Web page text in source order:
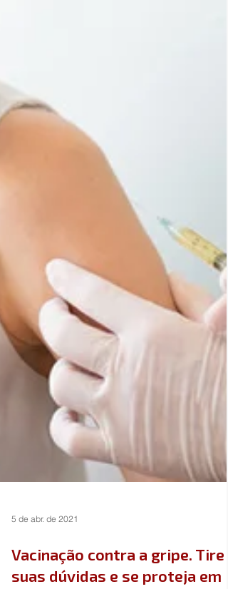
5 de abr. de 2021